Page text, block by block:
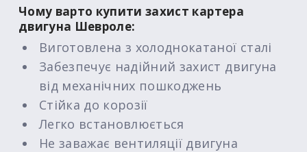
Чому варто купити захист картера
двигуна Шевроле:
Виготовлена з холоднокатаної сталі
Забезпечує надійний захист двигуна
від механічних пошкоджень
Стійка до корозії
Легко встановлюється
Не заважає вентиляції двигуна